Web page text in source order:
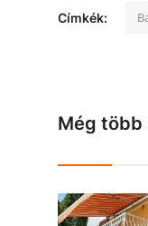
Címkék:
Még több